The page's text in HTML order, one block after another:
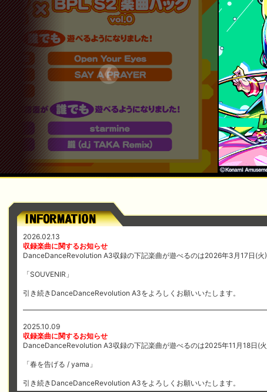
2026.02.13
収録楽曲に関するお知らせ
DanceDanceRevolution A3収録の下記楽曲が遊べるのは2026年3月17日(火
「SOUVENIR」
引き続きDanceDanceRevolution A3をよろしくお願いいたします。
2025.10.09
収録楽曲に関するお知らせ
DanceDanceRevolution A3収録の下記楽曲が遊べるのは2025年11月18日(
「春を告げる / yama」
引き続きDanceDanceRevolution A3をよろしくお願いいたします。